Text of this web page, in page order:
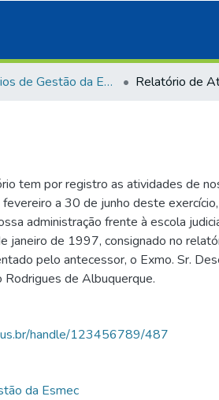
Relatórios de Gestão da Esmec
tem por registro as atividades de
a 30 de junho deste
administração frente à escola
janeiro de 1997, consignado no
pelo antecessor, o Exmo. Sr.
Rodrigues de Albuquerque.
handle/123456789/487
da Esmec